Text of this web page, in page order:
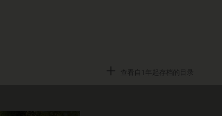
+ 查看自1年起存档的目录